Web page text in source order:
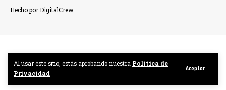
Al usar este sitio, estás aprobando nuestra Politica de
Privacidad
Aceptar
Hecho por DigitalCrew